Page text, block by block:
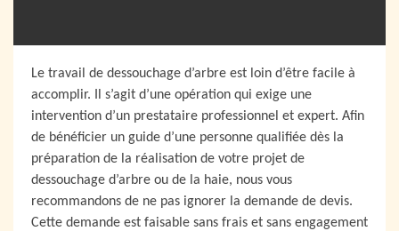
Le travail de dessouchage d’arbre est loin d’être facile à
accomplir. Il s’agit d’une opération qui exige une
intervention d’un prestataire professionnel et expert. Afin
de bénéficier un guide d’une personne qualifiée dès la
préparation de la réalisation de votre projet de
dessouchage d’arbre ou de la haie, nous vous
recommandons de ne pas ignorer la demande de devis.
Cette demande est faisable sans frais et sans engagement